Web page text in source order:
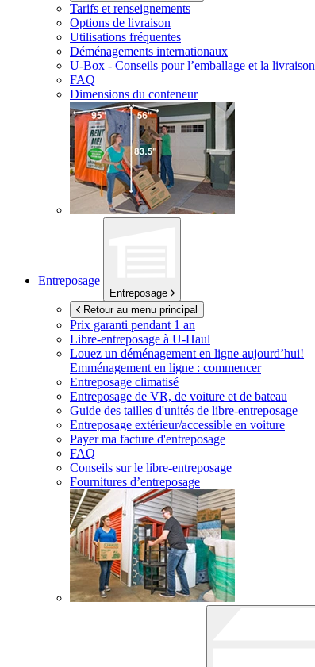
Tarifs et renseignements
Options de livraison
Utilisations fréquentes
Déménagements internationaux
U-Box - Conseils pour l’emballage et la livraison
FAQ
Dimensions du conteneur
Entreposage
Entreposage
Retour au menu principal
Prix garanti pendant 1 an
Libre-entreposage à U-Haul
Louez un déménagement en ligne aujourd’hui!
Emménagement en ligne : commencer
Entreposage climatisé
Entreposage de VR, de voiture et de bateau
Guide des tailles d'unités de libre-entreposage
Entreposage extérieur/accessible en voiture
Payer ma facture d'entreposage
FAQ
Conseils sur le libre-entreposage
Fournitures d’entreposage